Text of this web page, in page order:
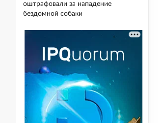
оштрафовали за нападение
бездомной собаки